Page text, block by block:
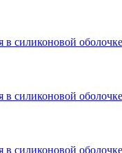
в силиконовой
силиконовой
силиконовой